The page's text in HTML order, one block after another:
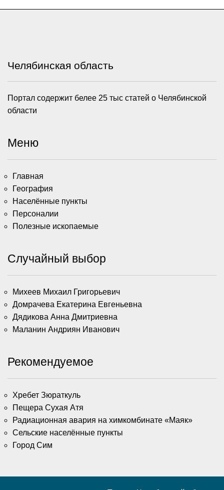
Челябинская область
Портал содержит белее 25 тыс статей о Челябинской
области
Меню
Главная
География
Населённые пункты
Персоналии
Полезные ископаемые
Случайный выбор
Михеев Михаил Григорьевич
Домрачева Екатерина Евгеньевна
Дядикова Анна Дмитриевна
Маланин Андриян Иванович
Рекомендуемое
Хребет Зюраткуль
Пещера Сухая Атя
Радиационная авария на химкомбинате «Маяк»
Сельские населённые пункты
Город Сим